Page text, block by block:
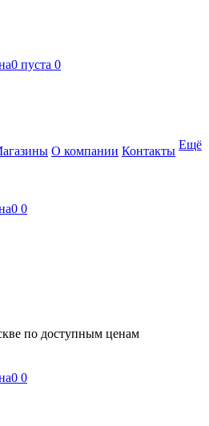
0 пуста 0
О компании Контакты Ещё
0 0
по доступным ценам
0 0